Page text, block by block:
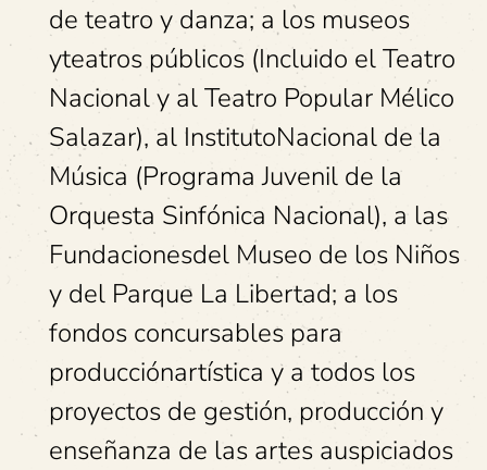
de teatro y danza; a los museos
yteatros públicos (Incluido el Teatro
Nacional y al Teatro Popular Mélico
Salazar), al InstitutoNacional de la
Música (Programa Juvenil de la
Orquesta Sinfónica Nacional), a las
Fundacionesdel Museo de los Niños
y del Parque La Libertad; a los
fondos concursables para
producciónartística y a todos los
proyectos de gestión, producción y
enseñanza de las artes auspiciados